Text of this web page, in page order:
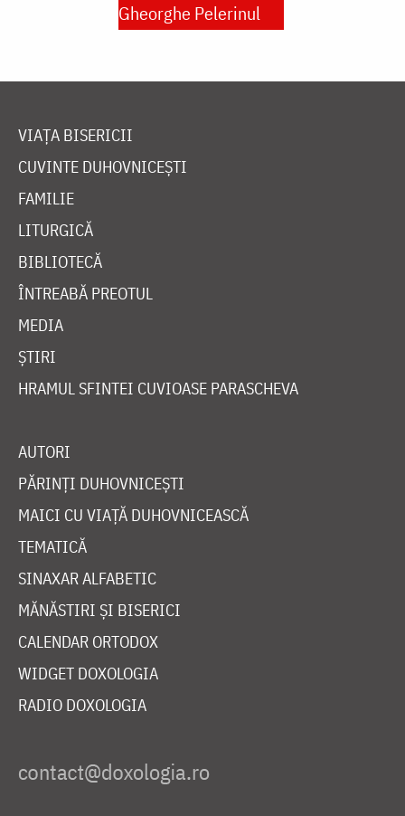
Gheorghe Pelerinul
VIAȚA BISERICII
CUVINTE DUHOVNICEȘTI
FAMILIE
LITURGICĂ
BIBLIOTECĂ
ÎNTREABĂ PREOTUL
MEDIA
ȘTIRI
HRAMUL SFINTEI CUVIOASE PARASCHEVA
AUTORI
PĂRINȚI DUHOVNICEȘTI
MAICI CU VIAȚĂ DUHOVNICEASCĂ
TEMATICĂ
SINAXAR ALFABETIC
MĂNĂSTIRI ȘI BISERICI
CALENDAR ORTODOX
WIDGET DOXOLOGIA
RADIO DOXOLOGIA